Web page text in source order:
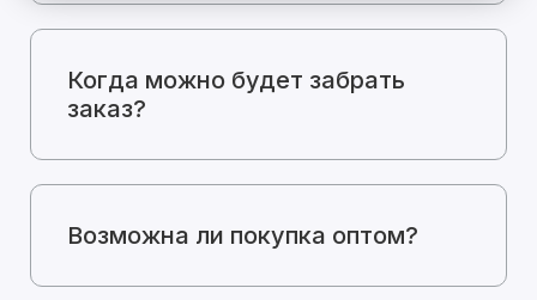
Когда можно будет забрать
заказ?
Возможна ли покупка оптом?